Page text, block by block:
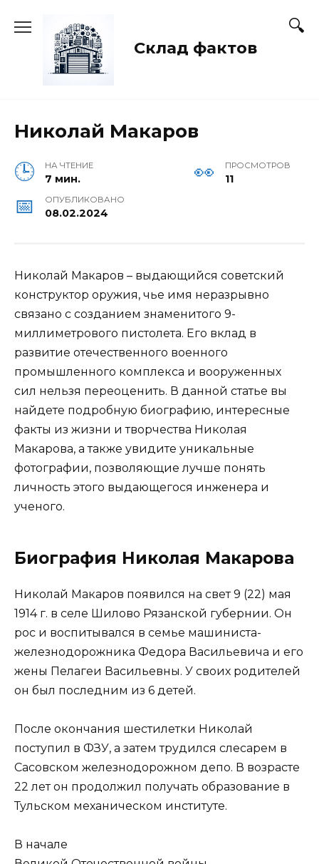
содержанию
Склад фактов
Николай Макаров
НА ЧТЕНИЕ
7 мин.
ПРОСМОТРОВ
11
ОПУБЛИКОВАНО
08.02.2024
Николай Макаров – выдающийся советский
конструктор оружия, чье имя неразрывно
связано с созданием знаменитого 9-
миллиметрового пистолета. Его вклад в
развитие отечественного военного
промышленного комплекса и вооруженных
сил нельзя переоценить. В данной статье вы
найдете подробную биографию, интересные
факты из жизни и творчества Николая
Макарова, а также увидите уникальные
фотографии, позволяющие лучше понять
личность этого выдающегося инженера и
ученого.
Биография Николая Макарова
Николай Макаров появился на свет 9 (22) мая
1914 г. в селе Шилово Рязанской губернии. Он
рос и воспитывался в семье машиниста-
железнодорожника Федора Васильевича и его
жены Пелагеи Васильевны. У своих родителей
он был последним из 6 детей.
После окончания шестилетки Николай
поступил в ФЗУ, а затем трудился слесарем в
Сасовском железнодорожном депо. В возрасте
22 лет он продолжил получать образование в
Тульском механическом институте.
В начале